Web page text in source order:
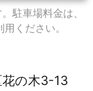
駐車場料金は、
ください。
の木3-13